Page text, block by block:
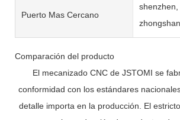
Puerto Mas Cercano
shenzhen,
zhongshan
Comparación del producto
El mecanizado CNC de JSTOMI se
conformidad con los estándares
detalle importa en la producción. El